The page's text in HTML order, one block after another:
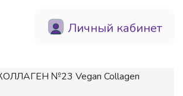
Личный кабинет
№23 Vegan Collagen